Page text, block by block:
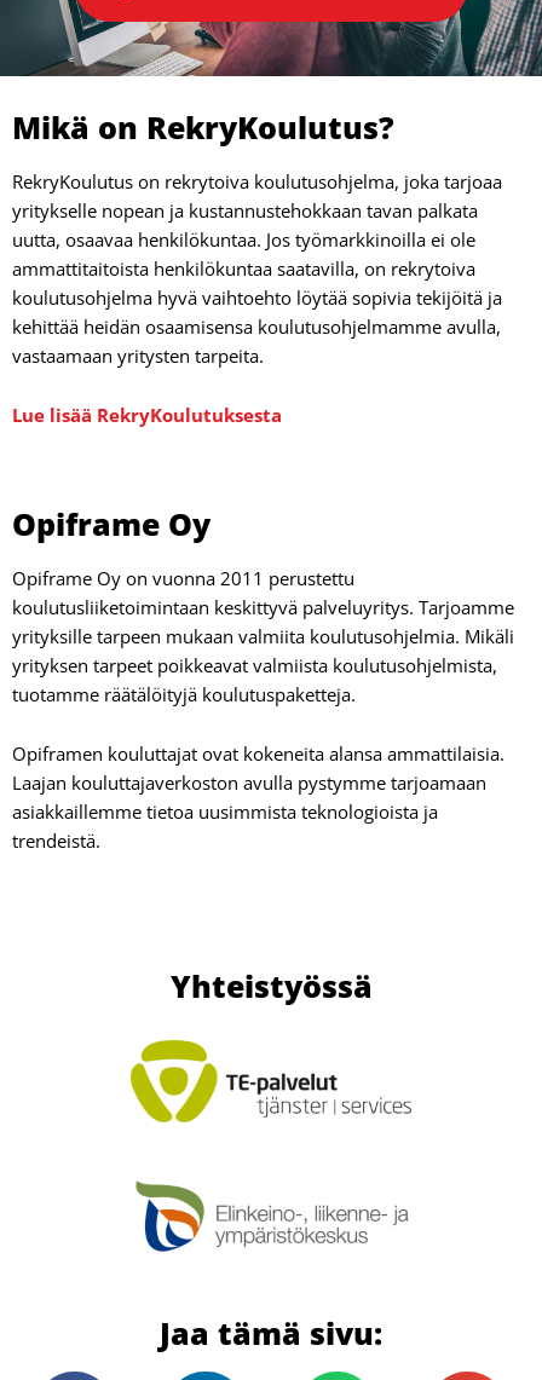
Mikä on RekryKoulutus?
RekryKoulutus on rekrytoiva koulutusohjelma, joka tarjoaa
yritykselle nopean ja kustannustehokkaan tavan palkata
uutta, osaavaa henkilökuntaa. Jos työmarkkinoilla ei ole
ammattitaitoista henkilökuntaa saatavilla, on rekrytoiva
koulutusohjelma hyvä vaihtoehto löytää sopivia tekijöitä ja
kehittää heidän osaamisensa koulutusohjelmamme avulla,
vastaamaan yritysten tarpeita.
Lue lisää RekryKoulutuksesta
Opiframe Oy
Opiframe Oy on vuonna 2011 perustettu
koulutusliiketoimintaan keskittyvä palveluyritys. Tarjoamme
yrityksille tarpeen mukaan valmiita koulutusohjelmia. Mikäli
yrityksen tarpeet poikkeavat valmiista koulutusohjelmista,
tuotamme räätälöityjä koulutuspaketteja.
Opiframen kouluttajat ovat kokeneita alansa ammattilaisia.
Laajan kouluttajaverkoston avulla pystymme tarjoamaan
asiakkaillemme tietoa uusimmista teknologioista ja
trendeistä.
Yhteistyössä
Jaa tämä sivu: